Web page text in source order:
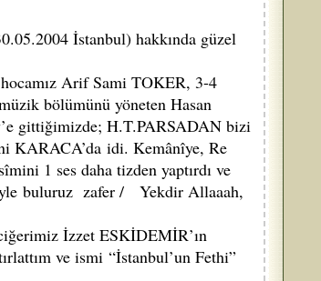
İstanbul) hakkında güzel
Arif Sami TOKER, 3-4
bölümünü yöneten Hasan
gittiğimizde; H.T.PARSADAN bizi
KARACA’da idi. Kemânîye, Re
1 ses daha tizden yaptırdı ve
buluruz zafer / Yekdir Allaaah,
İzzet ESKİDEMİR’ın
ve ismi “İstanbul’un Fethi”